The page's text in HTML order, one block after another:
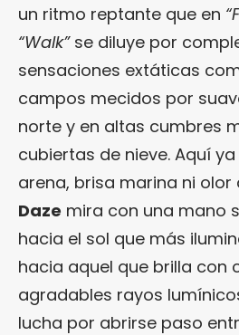
un ritmo reptante que en
“Walk”se diluye por
sensaciones extáticas
campos mecidos por
norte y en altas cumbres
cubiertas de nieve. Aquí
arena, brisa marina ni olor
Daze mira con una mano
hacia el sol que más
hacia aquel que brilla con
agradables rayos
lucha por abrirse paso